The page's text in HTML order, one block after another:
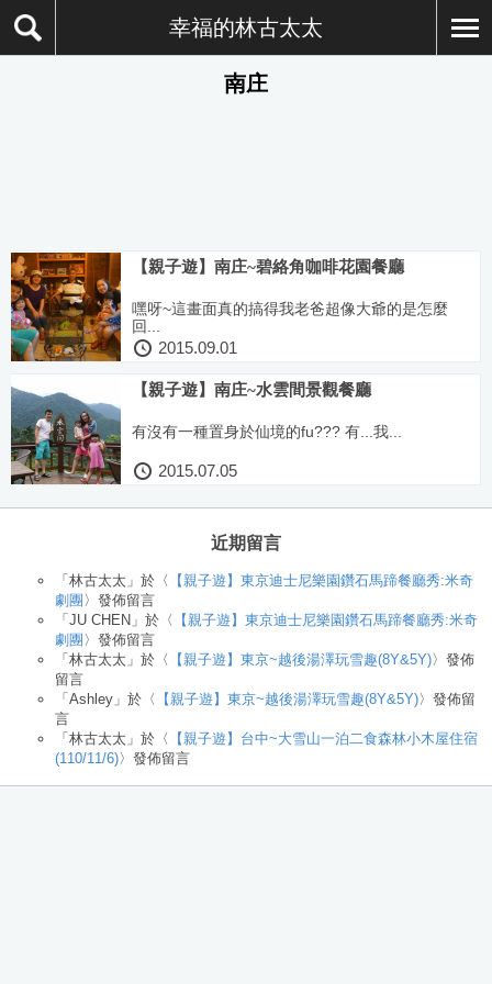
幸福的林古太太
南庄
【親子遊】南庄~碧絡角咖啡花園餐廳
嘿呀~這畫面真的搞得我老爸超像大爺的是怎麼
回...
2015.09.01
【親子遊】南庄~水雲間景觀餐廳
有沒有一種置身於仙境的fu??? 有...我...
2015.07.05
近期留言
「 林古太太 」於〈
【親子遊】東京迪士尼樂園鑽石馬蹄餐廳秀:米奇
劇團 〉發佈留言
「 JU CHEN 」於〈
【親子遊】東京迪士尼樂園鑽石馬蹄餐廳秀:米奇
劇團 〉發佈留言
「 林古太太 」於〈 【親子遊】東京~越後湯澤玩雪趣(8Y&5Y)〉發佈
留言
「 Ashley 」於〈 【親子遊】東京~越後湯澤玩雪趣(8Y&5Y)〉發佈留
言
「 林古太太 」於〈
【親子遊】台中~大雪山一泊二食森林小木屋住宿
(110/11/6)〉發佈留言